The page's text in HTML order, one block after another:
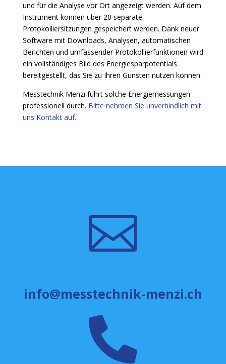
und für die Analyse vor Ort angezeigt werden. Auf dem
Instrument können über 20 separate
Protokolliersitzungen gespeichert werden. Dank neuer
Software mit Downloads, Analysen, automatischen
Berichten und umfassender Protokollierfunktionen wird
ein vollständiges Bild des Energiesparpotentials
bereitgestellt, das Sie zu Ihren Gunsten nutzen können.
Messtechnik Menzi führt solche Energiemessungen
professionell durch. Bitte nehmen Sie unverbindlich mit
uns Kontakt auf.

info@messtechnik-menzi.ch
